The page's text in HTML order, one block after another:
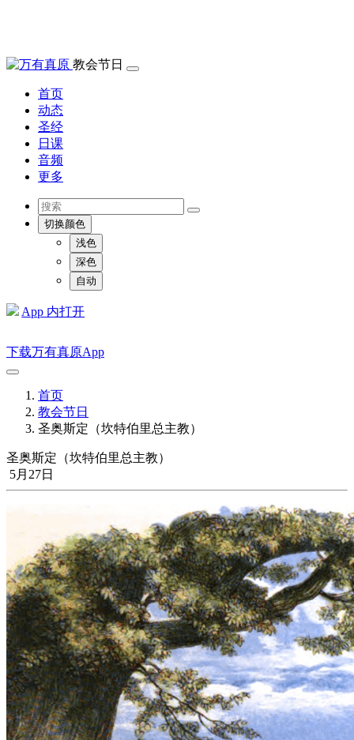
教会节日
首页
动态
圣经
日课
音频
更多
切换颜色
浅色
深色
自动
App 内打开
下载万有真原App
首页
教会节日
圣奥斯定（坎特伯里总主教）
圣奥斯定（坎特伯里总主教）
5月27日